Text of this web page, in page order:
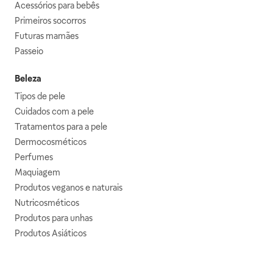
Acessórios para bebês
Primeiros socorros
Futuras mamães
Passeio
Beleza
Tipos de pele
Cuidados com a pele
Tratamentos para a pele
Dermocosméticos
Perfumes
Maquiagem
Produtos veganos e naturais
Nutricosméticos
Produtos para unhas
Produtos Asiáticos